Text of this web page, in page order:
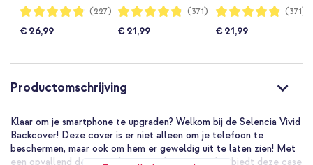
Samsung Galaxy
Waardering:
96%
(227)
€ 26,99
Flower Pop
Waardering:
96%
(371)
€ 21,99
Golden Beige
Waardering:
96%
(371)
€ 21,99
Productomschrijving
Klaar om je smartphone te upgraden? Welkom bij de Selencia Vivid
Backcover! Deze cover is er niet alleen om je telefoon te
beschermen, maar ook om hem er geweldig uit te laten zien! Met
een opvallend design en hoogwaardige materialen biedt deze case